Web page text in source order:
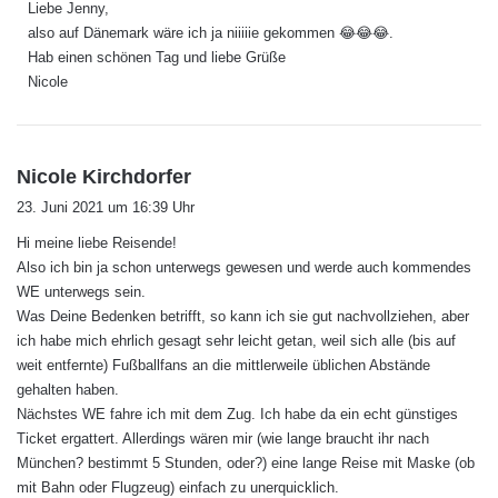
t
:
Liebe Jenny,
also auf Dänemark wäre ich ja niiiiie gekommen 😂😂😂.
Hab einen schönen Tag und liebe Grüße
Nicole
Nicole Kirchdorfer
:
23. Juni 2021 um 16:39 Uhr
Hi meine liebe Reisende!
Also ich bin ja schon unterwegs gewesen und werde auch kommendes
WE unterwegs sein.
Was Deine Bedenken betrifft, so kann ich sie gut nachvollziehen, aber
ich habe mich ehrlich gesagt sehr leicht getan, weil sich alle (bis auf
weit entfernte) Fußballfans an die mittlerweile üblichen Abstände
gehalten haben.
Nächstes WE fahre ich mit dem Zug. Ich habe da ein echt günstiges
Ticket ergattert. Allerdings wären mir (wie lange braucht ihr nach
München? bestimmt 5 Stunden, oder?) eine lange Reise mit Maske (ob
mit Bahn oder Flugzeug) einfach zu unerquicklich.